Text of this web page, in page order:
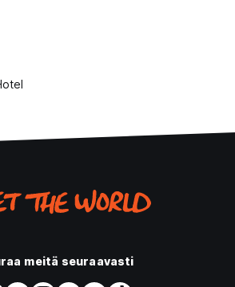
meitä seuraavasti